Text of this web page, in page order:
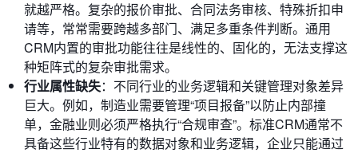
就越严格。复杂的报价审批、合同法务审核、特殊折扣申
请等，常常需要跨越多部门、满足多重条件判断。通用
CRM内置的审批功能往往是线性的、固化的，无法支撑这
种矩阵式的复杂审批需求。
行业属性缺失：不同行业的业务逻辑和关键管理对象差异
巨大。例如，制造业需要管理“项目报备”以防止内部撞
单，金融业则必须严格执行“合规审查”。标准CRM通常不
具备这些行业特有的数据对象和业务逻辑，企业只能通过